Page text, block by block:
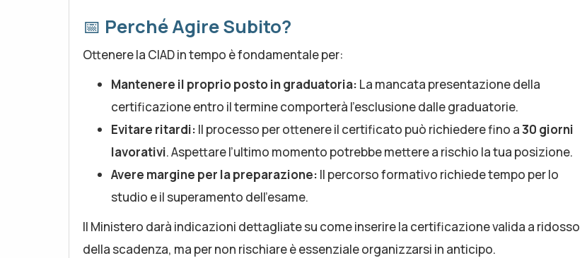
📅 Perché Agire Subito?
Ottenere la CIAD in tempo è fondamentale per:
Mantenere il proprio posto in graduatoria: La mancata presentazione della
certificazione entro il termine comporterà l’esclusione dalle graduatorie.
Evitare ritardi: Il processo per ottenere il certificato può richiedere fino a30 giorni
lavorativi. Aspettare l’ultimo momento potrebbe mettere a rischio la tua posizione.
Avere margine per la preparazione: Il percorso formativo richiede tempo per lo
studio e il superamento dell’esame.
Il Ministero darà indicazioni dettagliate su come inserire la certificazione valida a ridosso
della scadenza, ma per non rischiare è essenziale organizzarsi in anticipo.